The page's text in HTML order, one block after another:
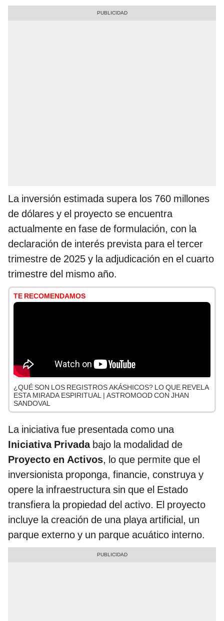
La inversión estimada supera los 760 millones
de dólares y el proyecto se encuentra
actualmente en fase de formulación, con la
declaración de interés prevista para el tercer
trimestre de 2025 y la adjudicación en el cuarto
trimestre del mismo año.
TE RECOMENDAMOS
¿QUÉ SON LOS REGISTROS AKÁSHICOS? LO QUE REVELA
ESTA MIRADA ESPIRITUAL | ASTROMOOD CON JHAN
SANDOVAL
La iniciativa fue presentada como una
Iniciativa Privadabajo la modalidad de
Proyecto en Activos, lo que permite que el
inversionista proponga, financie, construya y
opere la infraestructura sin que el Estado
transfiera la propiedad del activo. El proyecto
incluye la creación de una playa artificial, un
parque externo y un parque acuático interno.